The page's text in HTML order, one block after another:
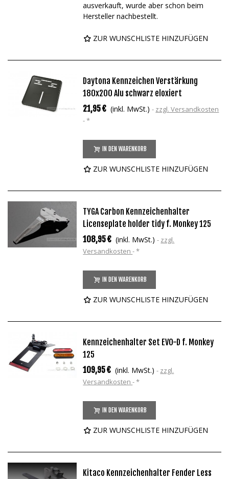
ausverkauft, wurde aber schon beim
Hersteller nachbestellt.
ZUR WUNSCHLISTE HINZUFÜGEN
Daytona Kennzeichen Verstärkung
180x200 Alu schwarz eloxiert
21,95 € (inkl. MwSt.)
zzgl. Versandkosten
*
IN DEN WARENKORB
ZUR WUNSCHLISTE HINZUFÜGEN
TYGA Carbon Kennzeichenhalter
Licenseplate holder tidy f. Monkey 125
108,95 € (inkl. MwSt.)
zzgl.
Versandkosten *
IN DEN WARENKORB
ZUR WUNSCHLISTE HINZUFÜGEN
Kennzeichenhalter Set EVO-D f. Monkey
125
109,95 € (inkl. MwSt.)
zzgl.
Versandkosten *
IN DEN WARENKORB
ZUR WUNSCHLISTE HINZUFÜGEN
Kitaco Kennzeichenhalter Fender Less